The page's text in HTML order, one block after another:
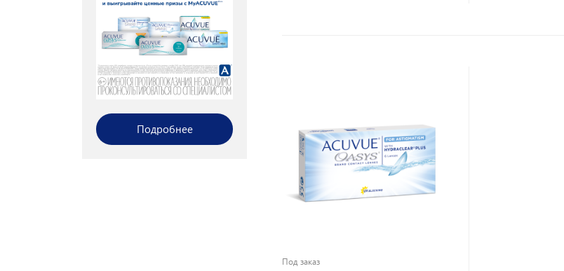
По современным методикам,
на современной
оптометрической системе.
Подробнее
Под заказ